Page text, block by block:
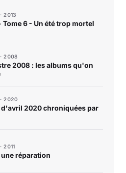
2013
6 - Un été trop mortel
2008
2008 : les albums qu'on
2020
d'avril 2020 chroniquées par
2011
réparation